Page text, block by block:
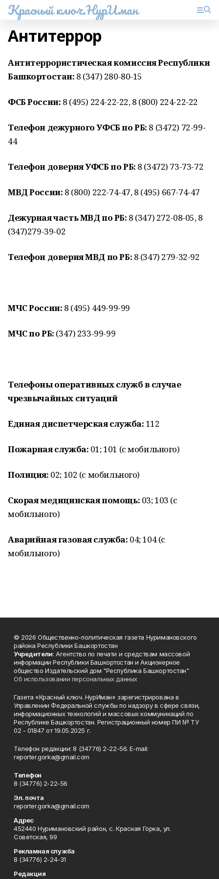
Красный ключ.НурИман
Антитеррор
Антитеррористическая комиссия Республики
Башкортостан: 8 (347) 280-80-15
ФСБ России: 8 (495) 224-22-22, 8 (800) 224-22-22
Телефон дежурного УФСБ по РБ: 8 (3472) 72-99-
44
Телефон доверия УФСБ по РБ: 8 (3472) 73-73-72
МВД России: 8 (800) 222-74-47, 8 (495) 667-74-47
Дежурная часть МВД по РБ: 8 (347) 272-08-05, 8
(347)279-39-02
Телефон доверия МВД по РБ: 8 (347) 279-32-92
МЧС России: 8 (495) 449-99-99
МЧС по РБ: (347) 233-99-99
Телефоны оперативных служб в случае
чрезвычайных ситуаций
Единая диспетчерская служба: 112
Пожарная служба: 01; 101 (с мобильного)
Полиция: 02; 102 (с мобильного)
Скорая медицинская помощь: 03; 103 (с
мобильного)
Аварийная газовая служба: 04; 104 (с
мобильного)
© 2026 Общественно-политическая газета Нуримановского
района Республики Башкортостан
Учредители: Агентство по печати и средствам массовой
информации Республики Башкортостан и Акционерное
общество Издательский дом "Республика Башкортостан"
Об использовании персональных данных
Газета «Красный ключ. НурИман» зарегистрирована в
Управлении Федеральной службы по надзору в сфере связи,
информационных технологий и массовых коммуникаций по
Республике Башкортостан. Регистрационный номер ПИ № ТУ
02 - 01847 от 19.05.2025 г.
Телефон редакции: 8 (34776) 2-22-56. E-mail:
reporter.gorka@gmail.com
Телефон
8 (34776) 2-22-56
Эл. почта
reporter.gorka@gmail.com
Адрес
452440 Нуримановский район, с. Красная Горка, ул.
Советская, 99
Рекламная служба
8 (34776) 2-24-31
Редакция